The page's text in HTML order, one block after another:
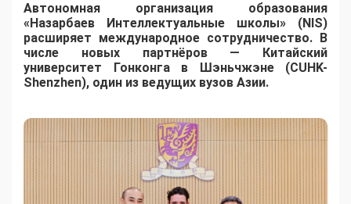
Автономная организация образования
«Назарбаев Интеллектуальные школы» (NIS)
расширяет международное сотрудничество. В
числе новых партнёров — Китайский
университет Гонконга в Шэньчжэне (CUHK-
Shenzhen), один из ведущих вузов Азии.